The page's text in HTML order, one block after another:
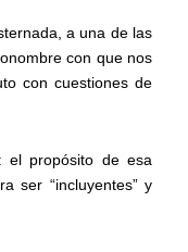
a una de las
con que nos
con cuestiones de
el propósito de esa
ser “incluyentes” y